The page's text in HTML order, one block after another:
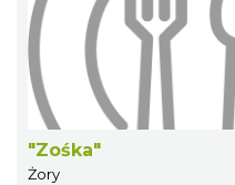
"Zośka"
Żory